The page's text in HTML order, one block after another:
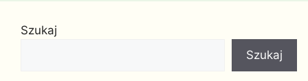
Szukaj
Szukaj